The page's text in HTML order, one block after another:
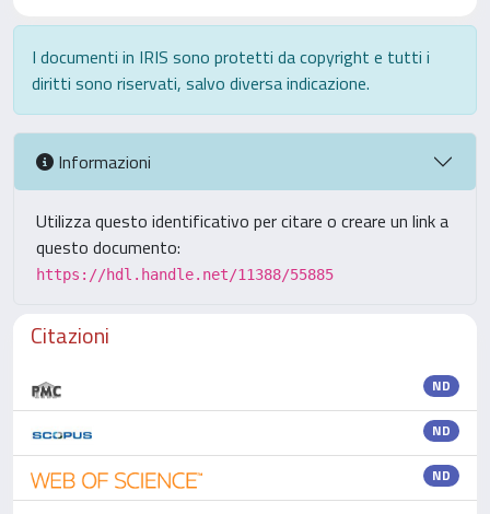
I documenti in IRIS sono protetti da copyright e tutti i
diritti sono riservati, salvo diversa indicazione.
Informazioni
Utilizza questo identificativo per citare o creare un link a
questo documento:
https://hdl.handle.net/11388/55885
Citazioni
ND
ND
ND